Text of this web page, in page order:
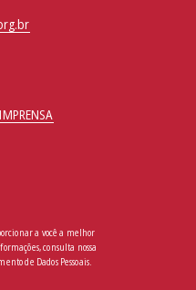
a você a melhor
consulta nossa
de Dados Pessoais.